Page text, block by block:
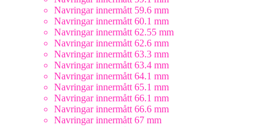
Navringar innermått 59.6 mm
Navringar innermått 60.1 mm
Navringar innermått 62.55 mm
Navringar innermått 62.6 mm
Navringar innermått 63.3 mm
Navringar innermått 63.4 mm
Navringar innermått 64.1 mm
Navringar innermått 65.1 mm
Navringar innermått 66.1 mm
Navringar innermått 66.6 mm
Navringar innermått 67 mm